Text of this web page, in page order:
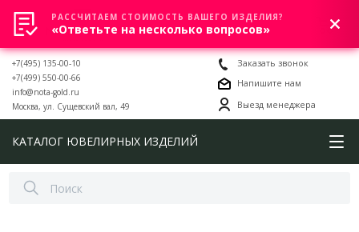
0
+7(495) 135-00-10
+7(499) 550-00-66
info@nota-gold.ru
Москва, ул. Сущевский вал, 49
Заказать звонок
Напишите нам
Выезд менеджера
КАТАЛОГ ЮВЕЛИРНЫХ ИЗДЕЛИЙ
РАССЧИТАЕМ СТОИМОСТЬ ВАШЕГО ИЗДЕЛИЯ?
«Ответьте на несколько вопросов»